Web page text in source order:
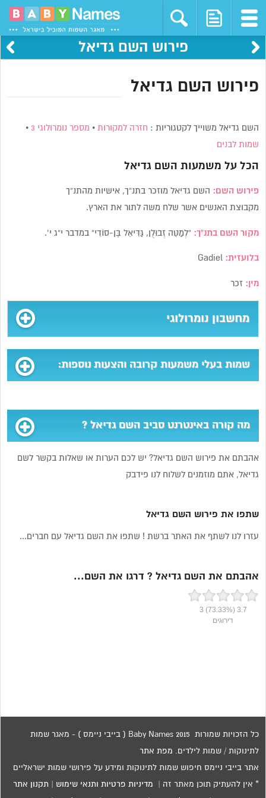
פירוש השם גדיאל
פירוש השם גדיאל
השם גדיאל משוייך לקטגוריות : חזרה למקורות • מספר נומרולוגי 3 •
שמות לבנים
הכל על משמעות השם גדיאל
פירוש השם: השם גדיאל מוזכר בתנ”ך, אישיות מהתנ”ך
מקבוצת האנשים אשר שלח משה לתור את הארץ.
מקור השם בתנ”ך:“לְמַטֵּה זְבוּלֻן, גַּדִּיאֵל בֶּן-סוֹדִי” במדבר י”ג י’.
בלועזית:
מין: זכר
מחשבון נומרולוגי
שמות בעלי משמעות קרובה והצעות נוספות:
מה קורה באינטרנט סביב השם גדיאל ?
אהבתם את פירוש השם גדיאל? יש לכם הערות או שאלות בקשר לשם
גדיאל, אתם מוזמנים לשלוח לנו פידבק
שתפו את פירוש השם גדיאל
עזרו לנו לשתף את האתר ברשת ! שתפו את השם גדיאל עם חברים...
אהבתם את השם גדיאל ? דרגו את השם...
3.7
(73.33%)
3
דירוגים
כל הזכויות שמורות 2015 Baby Names ( בייבי ניימס ) - מאגר שמות
לתינוקות / שמות לילדים. מפת אתר
אתר בייבי ניימס חיפוש שמות לתינוקות ומידע על פירושי שמות ישראליים
* אין להעתיק תוכן מאתר זה | מדיניות פרטיות ותנאי שימוש תקנון אתר